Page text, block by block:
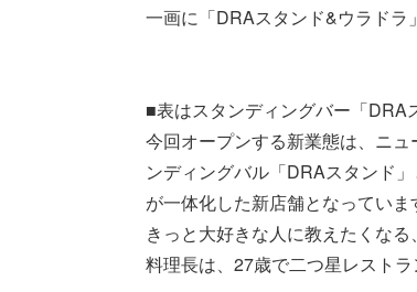
一画に「DRAスタンド&ウラドラ
■表はスタンディングバー「DRA
今回オープンする新業態は、ニ
ンディングバル「DRAスタンド
が一体化した新店舗となっていま
きっと大好きな人に教えたくなる
料理長は、27歳で二つ星レスト